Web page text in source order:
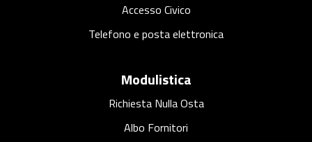
Accesso Civico
Telefono e posta elettronica
Modulistica
Richiesta Nulla Osta
Albo Fornitori